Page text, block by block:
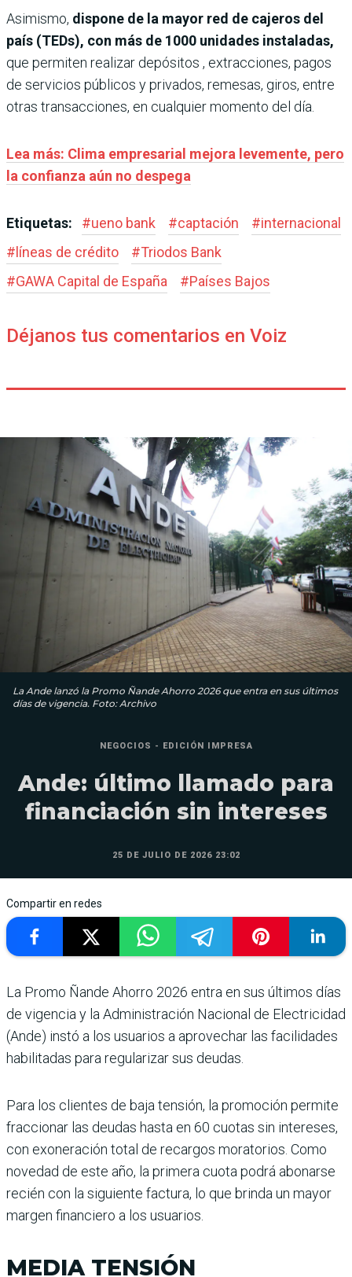
Asimismo, dispone de la mayor red de cajeros del
país (TEDs), con más de 1000 unidades instaladas,
que permiten realizar depósitos , extracciones, pagos
de servicios públicos y privados, remesas, giros, entre
otras transacciones, en cualquier momento del día.
Lea más: Clima empresarial mejora levemente, pero
la confianza aún no despega
Etiquetas: #ueno bank #captación #internacional
# líneas de crédito #Triodos Bank
#GAWA Capital de España #Países Bajos
Déjanos tus comentarios en Voiz
La Ande lanzó la Promo Ñande Ahorro 2026 que entra en sus últimos
días de vigencia. Foto: Archivo
NEGOCIOS - EDICIÓN IMPRESA
Ande: último llamado para
financiación sin intereses
25 DE JULIO DE 2026 23:02
Compartir en redes
La Promo Ñande Ahorro 2026 entra en sus últimos días
de vigencia y la Administración Nacional de Electricidad
(Ande) instó a los usuarios a aprovechar las facilidades
habilitadas para regularizar sus deudas.
Para los clientes de baja tensión, la promoción permite
fraccionar las deudas hasta en 60 cuotas sin intereses,
con exoneración total de recargos moratorios. Como
novedad de este año, la primera cuota podrá abonarse
recién con la siguiente factura, lo que brinda un mayor
margen financiero a los usuarios.
MEDIA TENSIÓN